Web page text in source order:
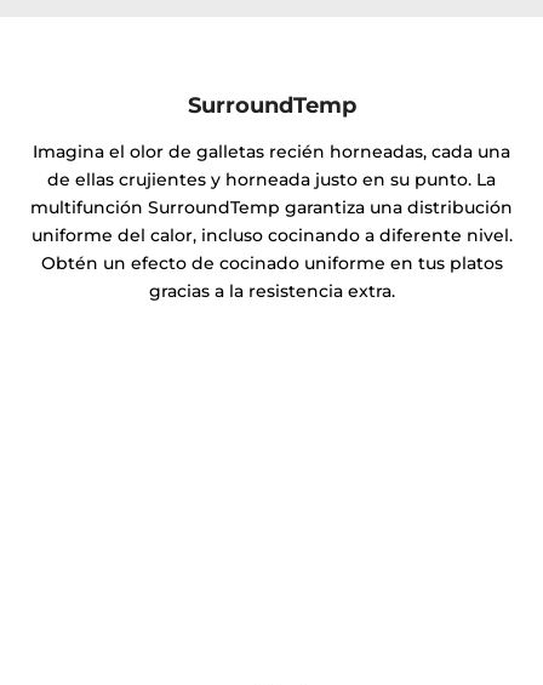
SurroundTemp
Imagina el olor de galletas recién horneadas, cada una
de ellas crujientes y horneada justo en su punto. La
multifunción SurroundTemp garantiza una distribución
uniforme del calor, incluso cocinando a diferente nivel.
Obtén un efecto de cocinado uniforme en tus platos
gracias a la resistencia extra.